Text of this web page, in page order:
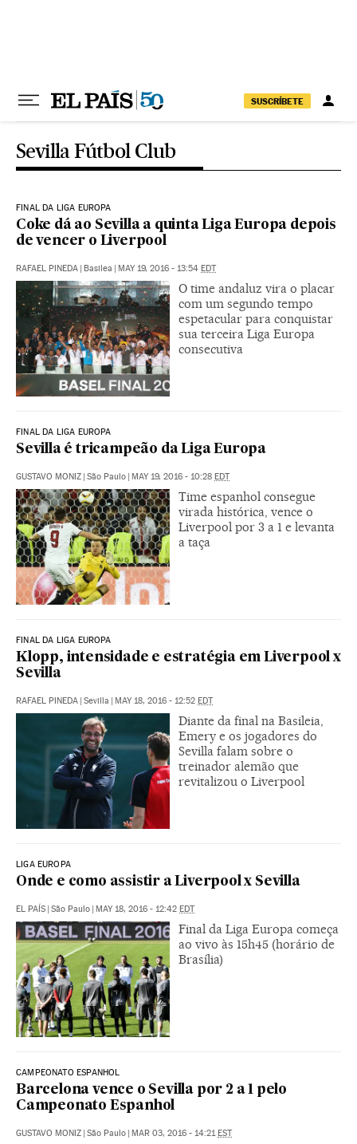
SUSCRÍBETE
Sevilla Fútbol Club
FINAL DA LIGA EUROPA
Coke dá ao Sevilla a quinta Liga Europa depois
de vencer o Liverpool
RAFAEL PINEDA | Basilea | MAY 19, 2016 - 13:54 EDT
O time andaluz vira o placar
com um segundo tempo
espetacular para conquistar
sua terceira Liga Europa
consecutiva
FINAL DA LIGA EUROPA
Sevilla é tricampeão da Liga Europa
GUSTAVO MONIZ | São Paulo | MAY 19, 2016 - 10:28 EDT
Time espanhol consegue
virada histórica, vence o
Liverpool por 3 a 1 e levanta
a taça
FINAL DA LIGA EUROPA
Klopp, intensidade e estratégia em Liverpool x
Sevilla
RAFAEL PINEDA | Sevilla | MAY 18, 2016 - 12:52 EDT
Diante da final na Basileia,
Emery e os jogadores do
Sevilla falam sobre o
treinador alemão que
revitalizou o Liverpool
LIGA EUROPA
Onde e como assistir a Liverpool x Sevilla
EL PAÍS | São Paulo | MAY 18, 2016 - 12:42 EDT
Final da Liga Europa começa
ao vivo às 15h45 (horário de
Brasília)
CAMPEONATO ESPANHOL
Barcelona vence o Sevilla por 2 a 1 pelo
Campeonato Espanhol
GUSTAVO MONIZ | São Paulo | MAR 03, 2016 - 14:21EST